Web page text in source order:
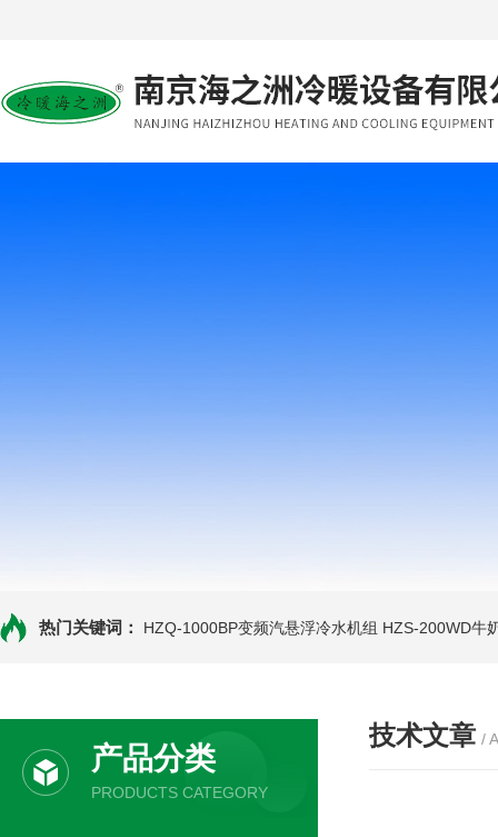
热门关键词： HZQ-1000BP变频汽悬浮冷水机组 HZS-200WD牛
产品分类
PRODUCTS CATEGORY
技术文章 /